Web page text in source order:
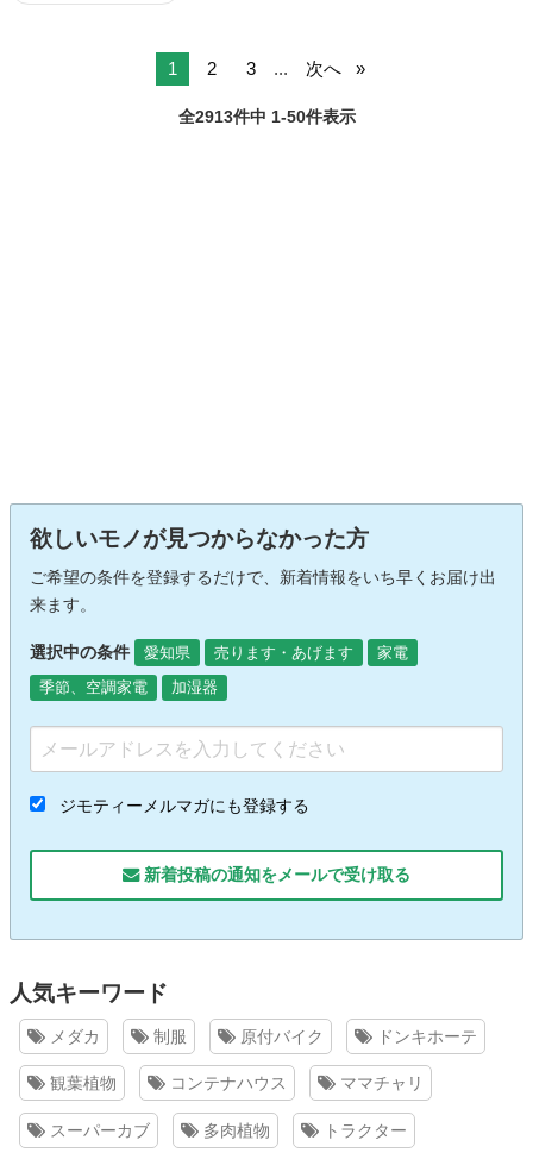
1 2 3 ... 次へ
全2913件中 1-50件表示
欲しいモノが見つからなかった方
ご希望の条件を登録するだけで、新着情報をいち早くお届け出
来ます。
選択中の条件 愛知県 売ります・あげます
家電
季節、空調家電
加湿器
ジモティーメルマガにも登録する
新着投稿の通知をメールで受け取る
人気キーワード
メダカ 制服 原付バイク ドンキホーテ
観葉植物 コンテナハウス ママチャリ
スーパーカブ 多肉植物 トラクター